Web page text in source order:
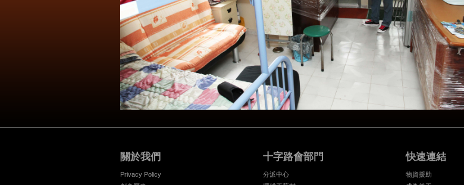
關於我們
Privacy Policy
十字路會部門
分派中心
快速連結
物資援助